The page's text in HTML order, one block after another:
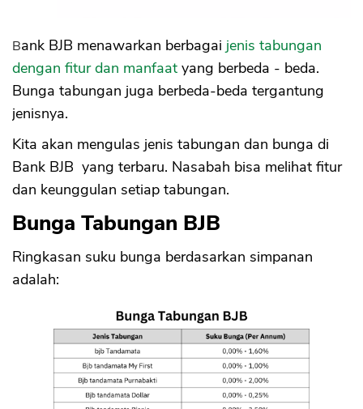
7. Bjb tandamata Gold
Fitur Bjb tandamata Gold
Suku Bunga
Manfaat Bjb Tandamata Gold
8. Bjb SiMuda
Fitur Bjb SiMuda
Suku Bunga
Manfaat Bjb SiMuda
Fitur Bjb SiMuda investasiku
Manfaat Bjb SiMuda investasiku
10. Tabungan SimPel PPP
Fitur Tabungan SimPel PPP
Suku Bunga
Manfaat Tabungan SimPel PPP
11. Tabungan SimPel
Fitur Tabungan SimPel
Suku Bunga
Manfaat Tabungan SimPel
Bank BJB menawarkan berbagai jenis tabungan
dengan fitur dan manfaat yang berbeda - beda.
Bunga tabungan juga berbeda-beda tergantung
jenisnya.
Kita akan mengulas jenis tabungan dan bunga di
Bank BJB yang terbaru. Nasabah bisa melihat fitur
dan keunggulan setiap tabungan.
Bunga Tabungan BJB
Ringkasan suku bunga berdasarkan simpanan
adalah: